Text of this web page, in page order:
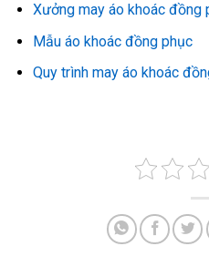
Xưởng may áo khoác đồng
Mẫu áo khoác đồng phục
Quy trình may áo khoác